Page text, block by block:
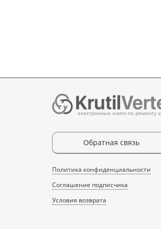
электронные книги по ремонту
Обратная связь
Политика конфиденциальности
Соглашение подписчика
Условия возврата